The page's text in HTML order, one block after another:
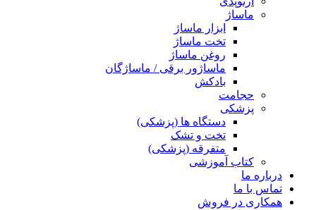
ماساژ
ابزار ماساژ
تخت ماساژ
روغن ماساژ
ماساژور برقی / ماساژگان
بادکش
حجامت
پزشکی
دستگاه ها (پزشکی)
تخت و تشک
متفرقه (پزشکی)
کتاب آموزشی
درباره ما
تماس با ما
همکاری در فروش